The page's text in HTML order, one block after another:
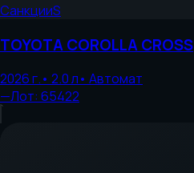
СанкцииS
TOYOTACOROLLA CROSS
2026г.• 2.0л• Автомат
—Лот: 65422